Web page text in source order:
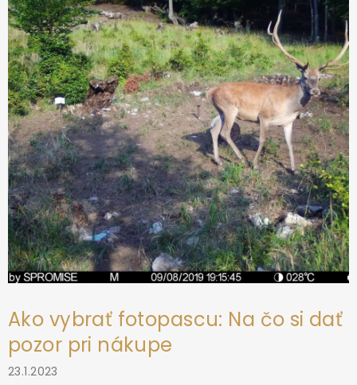
e
Ako vybrať fotopascu: Na čo si dať
pozor pri nákupe
23.1.2023